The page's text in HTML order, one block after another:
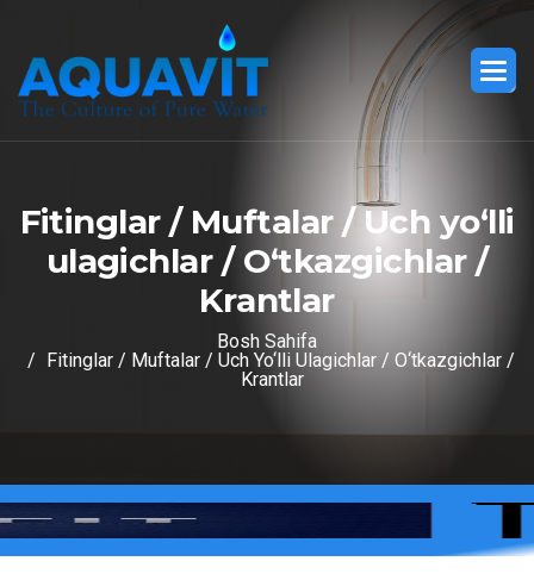
Fitinglar / Muftalar / Uch yo‘lli
ulagichlar / O‘tkazgichlar /
Krantlar
Bosh Sahifa
Fitinglar / Muftalar / Uch Yo‘lli Ulagichlar / O‘tkazgichlar /
Krantlar